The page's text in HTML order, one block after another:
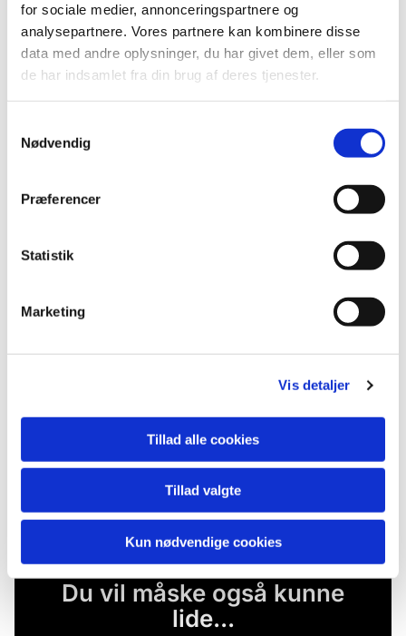
for sociale medier, annonceringspartnere og
analysepartnere. Vores partnere kan kombinere disse
data med andre oplysninger, du har givet dem, eller som
de har indsamlet fra din brug af deres tjenester.
Nødvendig
Præferencer
Statistik
Marketing
Vis detaljer
Tillad alle cookies
Tillad valgte
Kun nødvendige cookies
Du vil måske også kunne
lide...